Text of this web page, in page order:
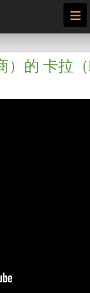
≡
）的 卡拉